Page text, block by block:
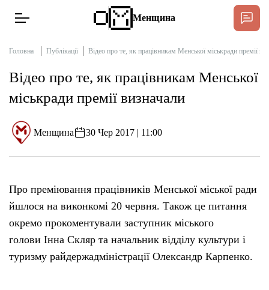
Новини
Інтерв’ю
Публікації
Про нас
Бюджет
Менщина
Головна Публікації Відео про те, як працівникам Менської міськради премії
Відео про те, як працівникам Менської
міськради премії визначали
Менщина 30 Чер 2017 | 11:00
Про преміювання працівників Менської міської ради
йшлося на виконкомі 20 червня. Також це питання
окремо прокоментували заступник міського
голови Інна Скляр та начальник відділу культури і
туризму райдержадміністрації Олександр Карпенко.